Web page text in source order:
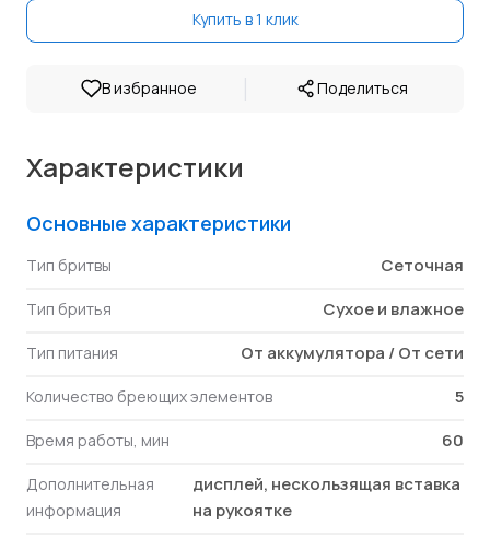
Купить в 1 клик
В избранное | Поделиться
Характеристики
Основные характеристики
Тип бритвы Сеточная
Тип бритья Сухое и влажное
Тип питания От аккумулятора / От сети
Количество бреющих элементов 5
Время работы, мин 60
Дополнительная
информация
дисплей, нескользящая вставка
на рукоятке